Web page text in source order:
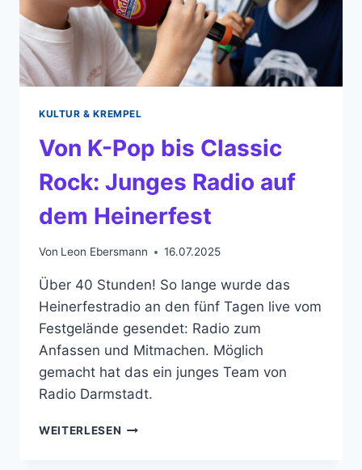
KULTUR & KREMPEL
Von K-Pop bis Classic
Rock: Junges Radio auf
dem Heinerfest
Von Leon Ebersmann 16.07.2025
Über 40 Stunden! So lange wurde das
Heinerfestradio an den fünf Tagen live vom
Festgelände gesendet: Radio zum
Anfassen und Mitmachen. Möglich
gemacht hat das ein junges Team von
Radio Darmstadt.
WEITERLESEN VON